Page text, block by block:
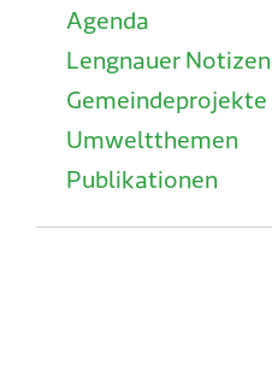
Agenda
Lengnauer Notizen
Gemeindeprojekte
Umweltthemen
Publikationen